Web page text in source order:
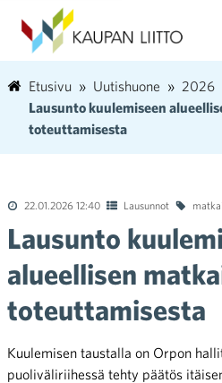
Etusivu Uutishuone 2026
Lausunto kuulemiseen
toteuttamisesta
22.01.2026 12:40 Lausunnot
Lausunto
alueellisen
toteuttamisesta
Kuulemisen taustalla on Orpon
puoliväliriihessä tehty päätös